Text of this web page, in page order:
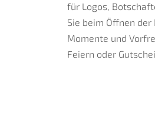
für Logos,
Sie beim Öffnen
Momente und
Feiern oder